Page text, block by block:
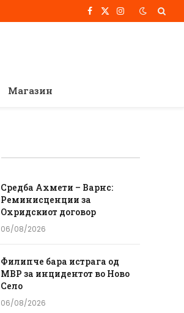
Facebook
X
Instagram
Магазин
Средба Ахмети – Варнс:
Реминисценции за
Охридскиот договор
06/08/2026
Филипче бара истрага од
МВР за инцидентот во Ново
Село
06/08/2026